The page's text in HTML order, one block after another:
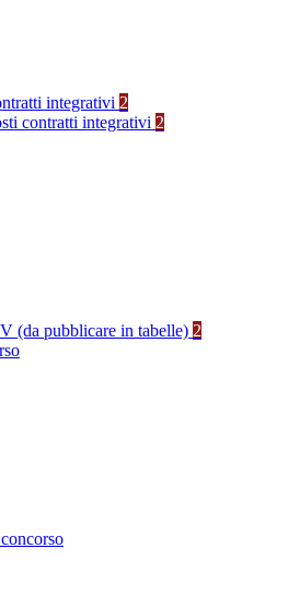
integrativi 2
contratti integrativi 2
(da pubblicare in tabelle) 2